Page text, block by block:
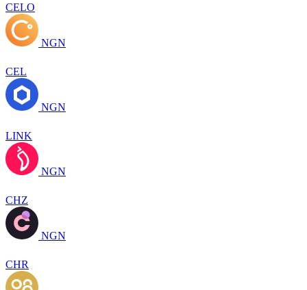
CELO
NGN
CEL
NGN
LINK
NGN
CHZ
NGN
CHR